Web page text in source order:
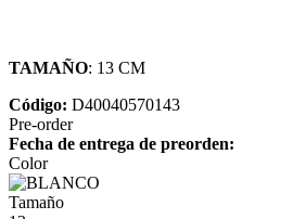
TAMAÑO: 13 CM
Código: D40040570143
Pre-order
Fecha de entrega de preorden:
Color
Tamaño